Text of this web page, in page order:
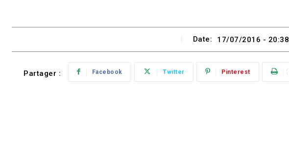
Date: 17/07/2016 - 20:38
Partager : Facebook Twitter Pinterest